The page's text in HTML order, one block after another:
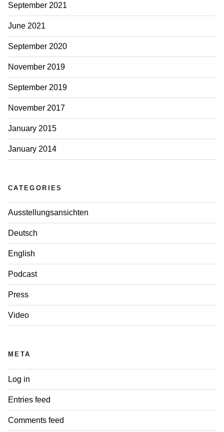
September 2021
June 2021
September 2020
November 2019
September 2019
November 2017
January 2015
January 2014
CATEGORIES
Ausstellungsansichten
Deutsch
English
Podcast
Press
Video
META
Log in
Entries feed
Comments feed